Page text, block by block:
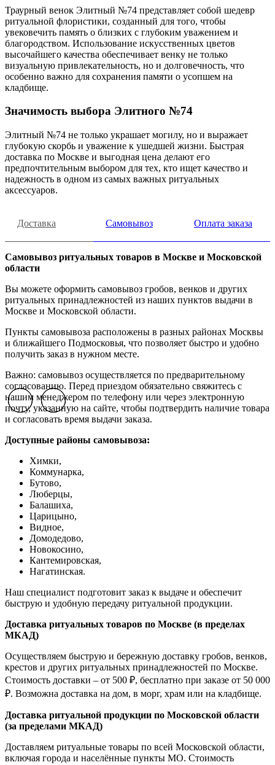
Траурный венок Элитный №74 представляет собой шедевр
ритуальной флористики, созданный для того, чтобы
увековечить память о близких с глубоким уважением и
благородством. Использование искусственных цветов
высочайшего качества обеспечивает венку не только
визуальную привлекательность, но и долговечность, что
особенно важно для сохранения памяти о усопшем на
кладбище.
Значимость выбора Элитного №74
Элитный №74 не только украшает могилу, но и выражает
глубокую скорбь и уважение к ушедшей жизни. Быстрая
доставка по Москве и выгодная цена делают его
предпочтительным выбором для тех, кто ищет качество и
надежность в одном из самых важных ритуальных
аксессуаров.
Доставка Самовывоз Оплата заказа
Самовывоз ритуальных товаров в Москве и Московской
области
Вы можете оформить самовывоз гробов, венков и других
ритуальных принадлежностей из наших пунктов выдачи в
Москве и Московской области.
Пункты самовывоза расположены в разных районах Москвы
и ближайшего Подмосковья, что позволяет быстро и удобно
получить заказ в нужном месте.
Важно: самовывоз осуществляется по предварительному
согласованию. Перед приездом обязательно свяжитесь с
нашим менеджером по телефону или через электронную
почту, указанную на сайте, чтобы подтвердить наличие товара
и согласовать время выдачи заказа.
Доступные районы самовывоза:
Химки,
Коммунарка,
Бутово,
Люберцы,
Балашиха,
Царицыно,
Видное,
Домодедово,
Новокосино,
Кантемировская,
Нагатинская.
Наш специалист подготовит заказ к выдаче и обеспечит
быструю и удобную передачу ритуальной продукции.
Доставка ритуальных товаров по Москве (в пределах
МКАД)
Осуществляем быструю и бережную доставку гробов, венков,
крестов и других ритуальных принадлежностей по Москве.
Стоимость доставки – от 500 ₽, бесплатно при заказе от 50 000
₽. Возможна доставка на дом, в морг, храм или на кладбище.
Доставка ритуальной продукции по Московской области
(за пределами МКАД)
Доставляем ритуальные товары по всей Московской области,
включая города и населённые пункты МО. Стоимость
Previous slide
Next slide
Previous slide
Next slide
Previous slide
Next slide